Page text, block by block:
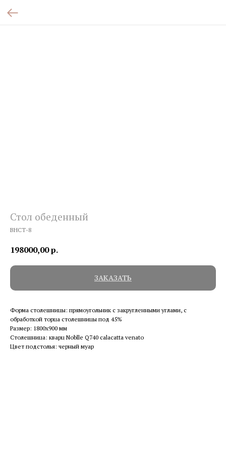
Стол обеденный
ВНСТ-8
198000,00р.
ЗАКАЗАТЬ
Форма столешницы: прямоугольник с закругленными углами, с
обработкой торца столешницы под 45%
Размер: 1800х900 мм
Столешница: кварц Noblle Q740 calacatta venato
Цвет подстолья: черный муар